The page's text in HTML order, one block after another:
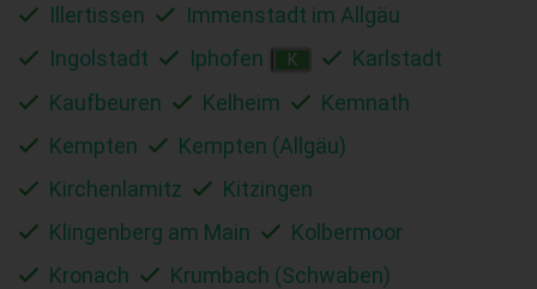
Illertissen
Immenstadt im Allgäu
Ingolstadt
Iphofen K
Karlstadt
Kaufbeuren
Kelheim
Kemnath
Kempten
Kempten (Allgäu)
Kirchenlamitz
Kitzingen
Klingenberg am Main
Kolbermoor
Kronach
Krumbach (Schwaben)